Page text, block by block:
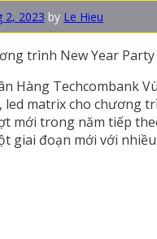
2, 2023 by Le Hieu
trình New Year
Hàng Techcombank
led matrix cho chương
mới trong năm tiếp
giai đoạn mới với